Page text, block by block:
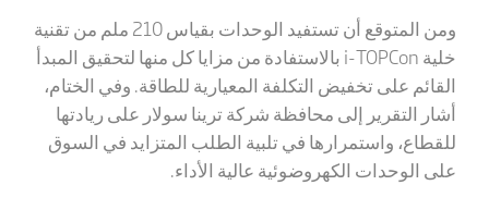
ومن المتوقع أن تستفيد الوحدات بقياس 210 ملم من تقنية
خلية i-TOPCon بالاستفادة من مزايا كل منها لتحقيق المبدأ
القائم على تخفيض التكلفة المعيارية للطاقة. وفي الختام،
أشار التقرير إلى محافظة شركة ترينا سولار على ريادتها
للقطاع، واستمرارها في تلبية الطلب المتزايد في السوق
على الوحدات الكهروضوئية عالية الأداء.